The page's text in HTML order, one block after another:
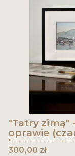
"Tatry zimą"
oprawie
kremowe
Cena
300,00 zł